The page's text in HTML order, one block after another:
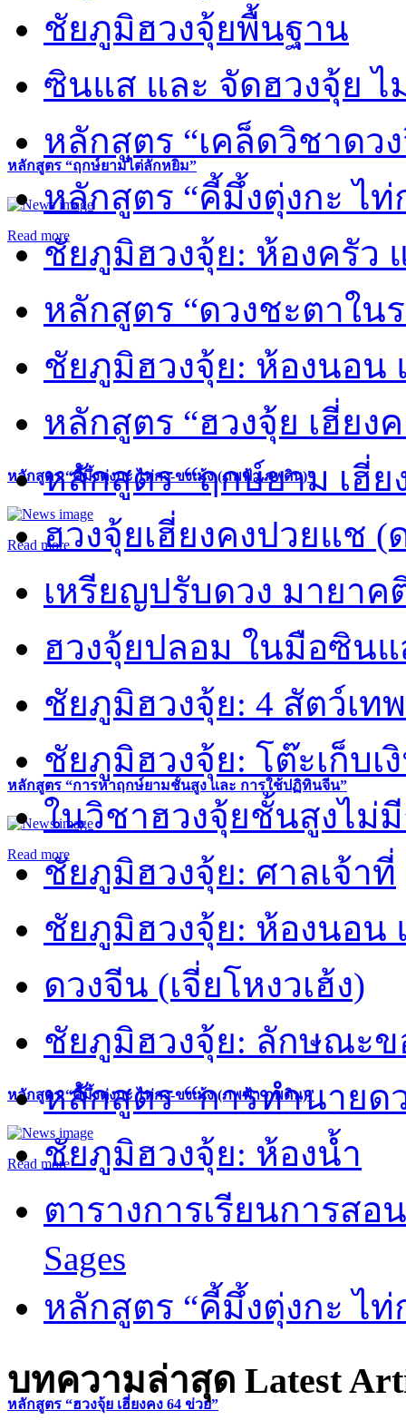
หลักสูตร “ฤกษ์ยามไต่ลักหยิ่ม”
Read more
หลักสูตร “คี้มึ้งตุ่งกะ ไท่กง-ขงเม้ง (ภพฟ้า ภพดิน)”
Read more
หลักสูตร “การหาฤกษ์ยามชั้นสูง และ การใช้ปฏิทินจีน”
Read more
หลักสูตร “คี้มึ้งตุ่งกะ ไท่กง-ขงเม้ง (ภพฟ้า ภพดิน)”
Read more
หลักสูตร “ฮวงจุ้ย เฮี่ยงคง 64 ข่วย”
ชัยภูมิฮวงจุ้ยพื้นฐาน
ซินแส และ จัดฮวงจุ้ย ไ
หลักสูตร “เคล็ดวิชาดว
หลักสูตร “คี้มึ้งตุ่งกะ ไ
ชัยภูมิฮวงจุ้ย: ห้องครัว
หลักสูตร “ดวงชะตาใน
ชัยภูมิฮวงจุ้ย: ห้องนอน
หลักสูตร “ฮวงจุ้ย เฮี่ยง
หลักสูตร “ฤกษ์ยาม เฮี่ย
ฮวงจุ้ยเฮี่ยงคงปวยแช (
เหรียญปรับดวง มายา
ฮวงจุ้ยปลอม ในมือซิน
ชัยภูมิฮวงจุ้ย: 4 สัตว์เทพ
ชัยภูมิฮวงจุ้ย: โต๊ะเก็บเ
ในวิชาฮวงจุ้ยชั้นสูงไม่
ชัยภูมิฮวงจุ้ย: ศาลเจ้าที่
ชัยภูมิฮวงจุ้ย: ห้องนอน
ดวงจีน (เจี่ยโหงวเฮ้ง)
ชัยภูมิฮวงจุ้ย: ลักษณะ
หลักสูตร “การทำนายด
ชัยภูมิฮวงจุ้ย: ห้องน้ำ
ตารางการเรียนการส
Sages
หลักสูตร “คี้มึ้งตุ่งกะ ไ
บทความล่าสุด Latest